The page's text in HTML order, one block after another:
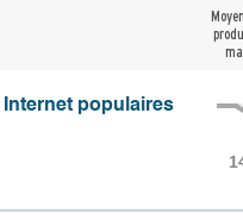
populaires